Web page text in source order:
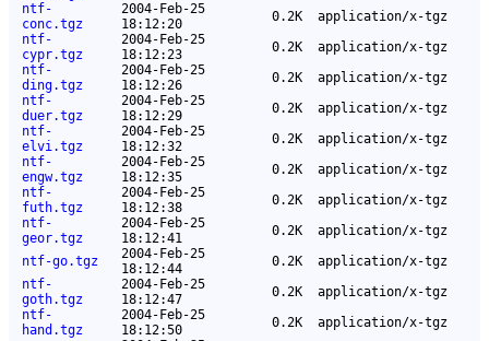
ntf-
conc.tgz
2004-Feb-25
18:12:20
0.2K
application/x-tgz
ntf-
cypr.tgz
2004-Feb-25
18:12:23
0.2K
application/x-tgz
ntf-
ding.tgz
2004-Feb-25
18:12:26
0.2K
application/x-tgz
ntf-
duer.tgz
2004-Feb-25
18:12:29
0.2K
application/x-tgz
ntf-
elvi.tgz
2004-Feb-25
18:12:32
0.2K
application/x-tgz
ntf-
engw.tgz
2004-Feb-25
18:12:35
0.2K
application/x-tgz
ntf-
futh.tgz
2004-Feb-25
18:12:38
0.2K
application/x-tgz
ntf-
geor.tgz
2004-Feb-25
18:12:41
0.2K
application/x-tgz
ntf-go.tgz
2004-Feb-25
18:12:44
0.2K
application/x-tgz
ntf-
goth.tgz
2004-Feb-25
18:12:47
0.2K
application/x-tgz
ntf-
hand.tgz
2004-Feb-25
18:12:50
0.2K
application/x-tgz